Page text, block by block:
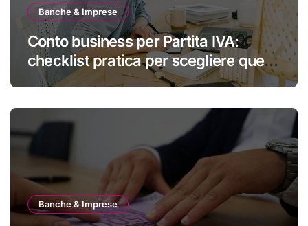
Banche & Imprese
Conto business per Partita IVA:
checklist pratica per scegliere quello
giusto
Banche & Imprese